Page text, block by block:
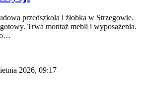
przedszkola i żłobka w Strzegowie.
Trwa montaż mebli i wyposażenia.
2026, 09:17